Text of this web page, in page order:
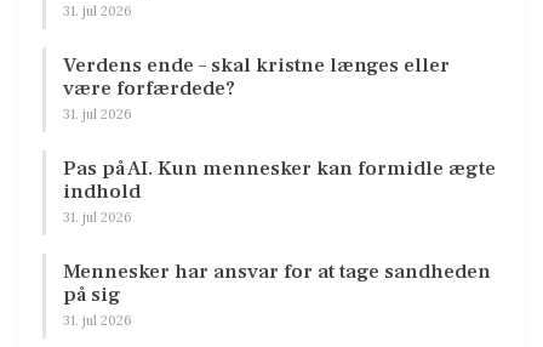
31. jul 2026
Verdens ende – skal kristne længes eller
være forfærdede?
31. jul 2026
Pas på AI. Kun mennesker kan formidle ægte
indhold
31. jul 2026
Mennesker har ansvar for at tage sandheden
på sig
31. jul 2026